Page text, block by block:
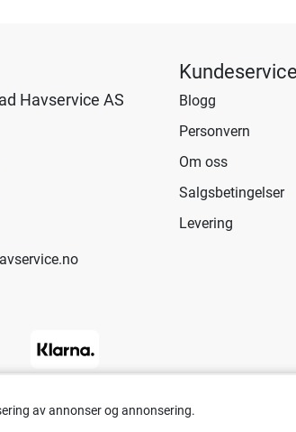
Havservice AS
Kundeservice
Blogg
Personvern
Om oss
Salgsbetingelser
Levering
av annonser og annonsering.